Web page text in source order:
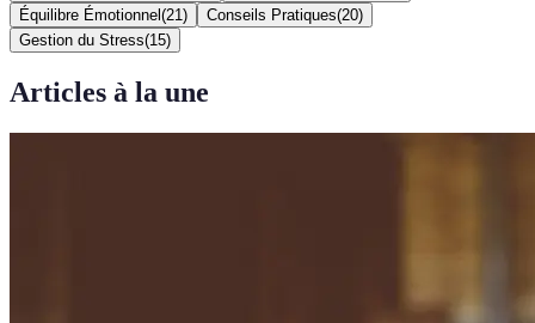
Équilibre Émotionnel (21 ) Conseils Pratiques(20)
Gestion du Stress(15)
Articles à la une